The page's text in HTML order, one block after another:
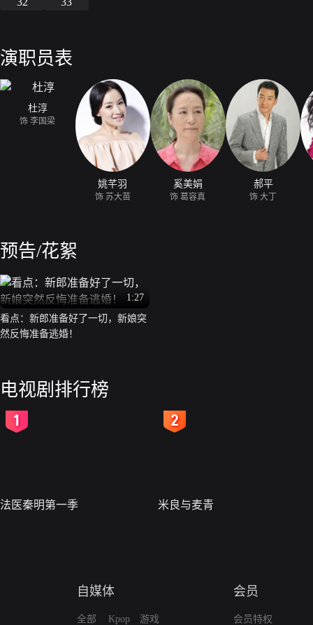
演职员表
杜淳
饰 李国梁
姚芊羽
饰 苏大苗
奚美娟
饰 葛容真
郝平
饰 大丁
预告/花絮
1:27
看点：新郎准备好了一切，新娘突
然反悔准备逃婚！
电视剧排行榜
法医秦明第一季 米良与麦青
自媒体
全部
Kpop
游戏
会员
会员特权